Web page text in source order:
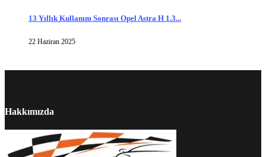
13 Yıllık Kullanım Sonrası Opel Astra H 1.3...
22 Haziran 2025
Hakkımızda